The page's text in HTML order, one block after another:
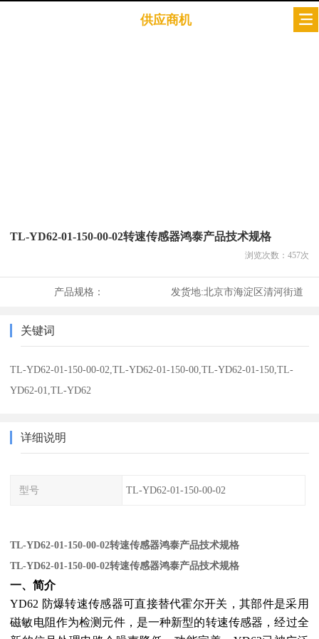
供应商机
TL-YD62-01-150-00-02转速传感器鸿泰产品技术规格
浏览次数： 457次
产品规格： 发货地:北京市海淀区清河街道
关键词
TL-YD62-01-150-00-02,TL-YD62-01-150-00,TL-YD62-01-150,TL-
YD62-01,TL-YD62
详细说明
型号 TL-YD62-01-150-00-02
TL-YD62-01-150-00-02转速传感器鸿泰产品技术规格
TL-YD62-01-150-00-02转速传感器鸿泰产品技术规格
一、简介
YD62 防爆转速传感器可直接替代霍尔开关，其部件是采用
磁敏电阻作为检测元件，是一种新型的转速传感器，经过全